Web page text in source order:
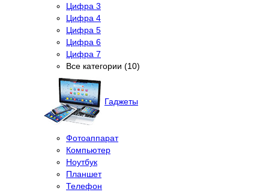
Цифра 3
Цифра 4
Цифра 5
Цифра 6
Цифра 7
Все категории (10)
Гаджеты
Фотоаппарат
Компьютер
Ноутбук
Планшет
Телефон